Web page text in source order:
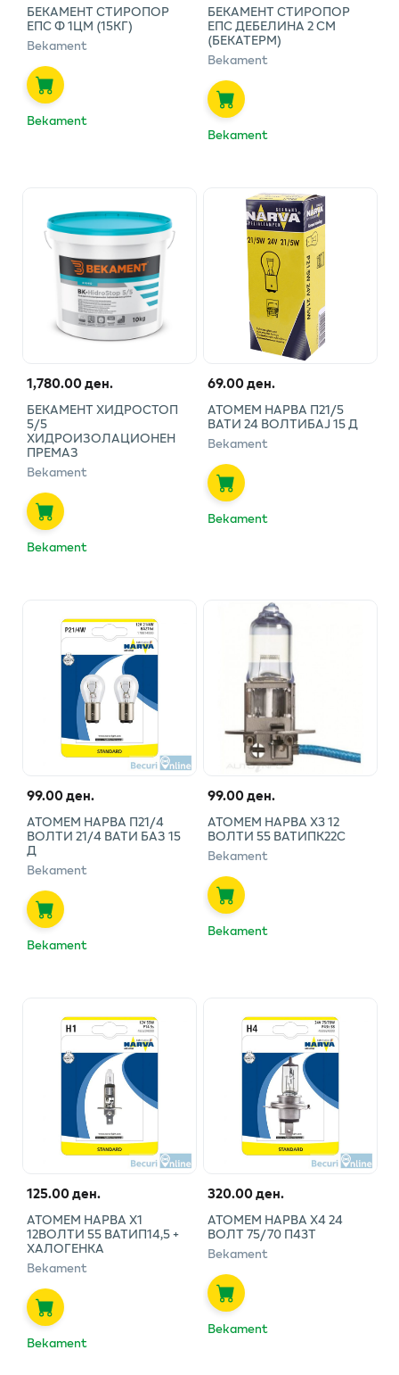
БЕКАМЕНТ СТИРОПОР
ЕПС Ф 1ЦМ (15КГ)
Bekament
Bekament
БЕКАМЕНТ СТИРОПОР
ЕПС ДЕБЕЛИНА 2 СМ
(БЕКАТЕРМ)
Bekament
Bekament
1,780.00 ден.
БЕКАМЕНТ ХИДРОСТОП
5/5
ХИДРОИЗОЛАЦИОНЕН
ПРЕМАЗ
Bekament
Bekament
69.00 ден.
АТОМЕМ НАРВА П21/5
ВАТИ 24 ВОЛТИБАЈ 15 Д
Bekament
Bekament
99.00 ден.
АТОМЕМ НАРВА П21/4
ВОЛТИ 21/4 ВАТИ БАЗ 15
Д
Bekament
Bekament
99.00 ден.
АТОМЕМ НАРВА Х3 12
ВОЛТИ 55 ВАТИПК22С
Bekament
Bekament
125.00 ден.
АТОМЕМ НАРВА Х1
12ВОЛТИ 55 ВАТИП14,5 +
ХАЛОГЕНКА
Bekament
Bekament
320.00 ден.
АТОМЕМ НАРВА Х4 24
ВОЛТ 75/70 П43Т
Bekament
Bekament